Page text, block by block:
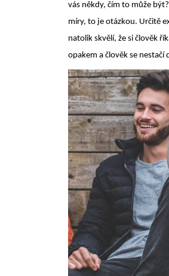
vás někdy, čím to může
míry, to je otázkou. Určitě
natolik skvělí, že si člověk
opakem a člověk se